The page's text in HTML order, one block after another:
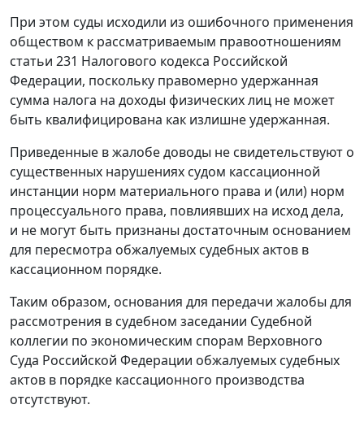
При этом суды исходили из ошибочного применения
обществом к рассматриваемым правоотношениям
статьи 231 Налогового кодекса Российской
Федерации, поскольку правомерно удержанная
сумма налога на доходы физических лиц не может
быть квалифицирована как излишне удержанная.
Приведенные в жалобе доводы не свидетельствуют о
существенных нарушениях судом кассационной
инстанции норм материального права и (или) норм
процессуального права, повлиявших на исход дела,
и не могут быть признаны достаточным основанием
для пересмотра обжалуемых судебных актов в
кассационном порядке.
Таким образом, основания для передачи жалобы для
рассмотрения в судебном заседании Судебной
коллегии по экономическим спорам Верховного
Суда Российской Федерации обжалуемых судебных
актов в порядке кассационного производства
отсутствуют.